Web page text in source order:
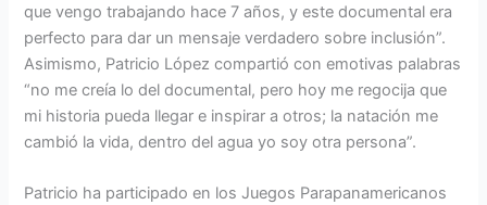
que vengo trabajando hace 7 años, y este documental era
perfecto para dar un mensaje verdadero sobre inclusión”.
Asimismo, Patricio López compartió con emotivas palabras
“no me creía lo del documental, pero hoy me regocija que
mi historia pueda llegar e inspirar a otros; la natación me
cambió la vida, dentro del agua yo soy otra persona”.
Patricio ha participado en los Juegos Parapanamericanos